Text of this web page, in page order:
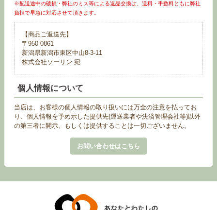
※配送途中の破損・弊社のミス等による返品交換は、送料・手数料ともに弊社
負担で早急に対応させて頂きます。
【商品ご返送先】
〒950-0861
新潟県新潟市東区中山8-3-11
株式会社ソーリン 宛
個人情報について
当店は、お客様の個人情報の取り扱いには万全の注意を払ってお
り、個人情報を予め示した提供先(運送業者や決済管理会社等)以外
の第三者に開示、もしくは提供することは一切ございません。
お問い合わせはこちら